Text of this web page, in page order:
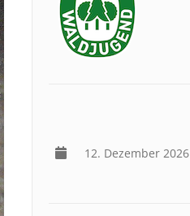
12. Dezember 2026